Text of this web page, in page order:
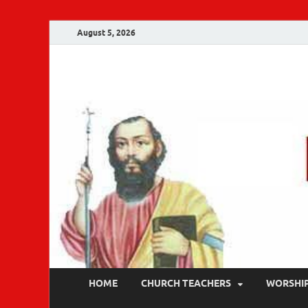
August 5, 2026
HOME CHURCH TEACHERS